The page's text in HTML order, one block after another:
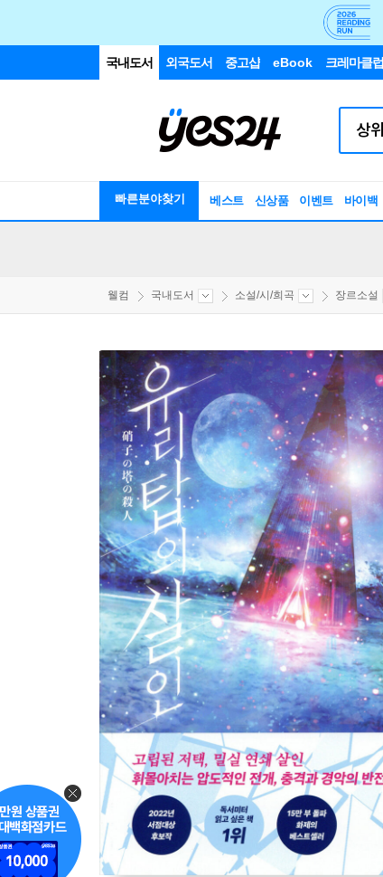
국내도서 외국도서 중고샵 eBook 크레마클럽
빠른분야찾기 베스트 신상품 이벤트 바이백
웰컴 국내도서 소설/시/희곡 장르소설